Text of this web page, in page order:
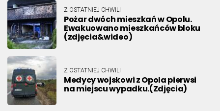
Z OSTATNIEJ CHWILI
Pożar dwóch mieszkań w Opolu.
Ewakuowano mieszkańców bloku
(zdjęcia&wideo)
Z OSTATNIEJ CHWILI
Medycy wojskowi z Opola pierwsi
na miejscu wypadku.(Zdjęcia)